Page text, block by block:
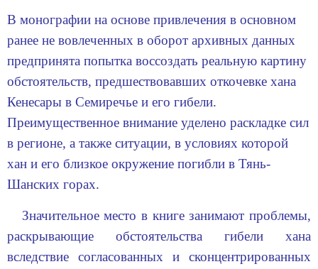
В монографии на основе привлечения в основном
ранее не вовлеченных в оборот архивных данных
предпринята попытка воссоздать реальную картину
обстоятельств, предшествовавших откочевке хана
Кенесары в Семиречье и его гибели.
Преимущественное внимание уделено раскладке сил
в регионе, а также ситуации, в условиях которой
хан и его близкое окружение погибли в Тянь-
Шанских горах.
Значительное место в книге занимают проблемы,
раскрывающие обстоятельства гибели хана
вследствие согласованных и сконцентрированных